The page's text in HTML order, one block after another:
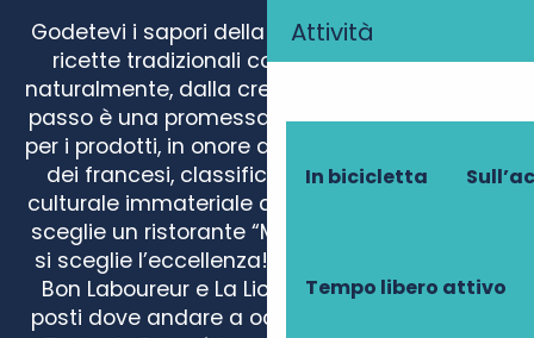
Attività
In bicicletta
Tempo libero attivo
Godetevi i sapori della stagione, sublimati da
ricette tradizionali collaudate, ma anche,
naturalmente, dalla creatività degli chef! Ogni
passo è una promessa di qualità e di rispetto
per i prodotti, in onore del pasto gastronomico
dei francesi, classificato come patrimonio
culturale immateriale dell’umanità. Quando si
sceglie un ristorante “Maîtres Restaurateurs”,
si sceglie l’eccellenza! Lo storico Auberge du
Bon Laboureur e La Liodière sono due ottimi
posti dove andare a occhi chiusi. I più recenti